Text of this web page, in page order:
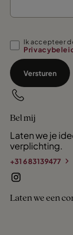
Ik accepteer
Versturen
Bel mij
Laten we je
verplichting.
+31 6 83139477
Laten we een